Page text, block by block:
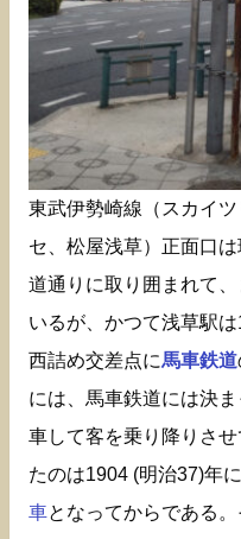
東武伊勢崎線（スカイ
セ、松屋浅草）正面口
道通りに取り囲まれて
いるが、かつて浅草駅
西詰め交差点に馬車鉄道
には、馬車鉄道には決
車して客を乗り降りさ
たのは1904 (明治37)年
車となってからである